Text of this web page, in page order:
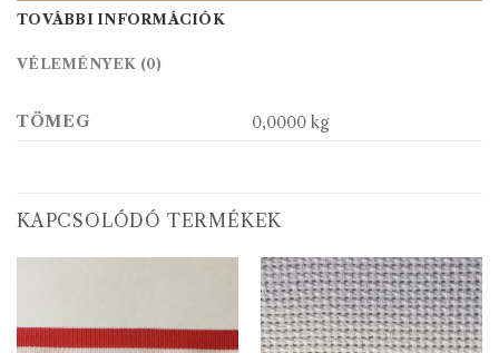
TOVÁBBI INFORMÁCIÓK
VÉLEMÉNYEK (0)
TÖMEG 0,0000 kg
KAPCSOLÓDÓ TERMÉKEK